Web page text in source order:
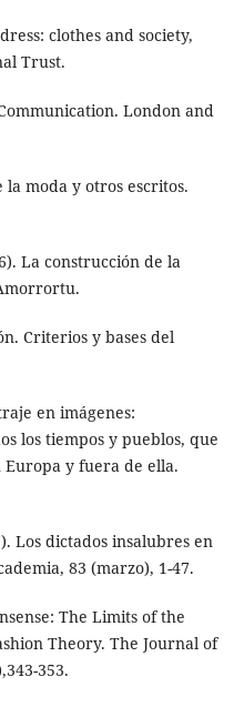
clothes and society,
Trust.
London and
la moda y otros escritos.
La construcción de la
Criterios y bases del
en imágenes:
los tiempos y pueblos, que
y fuera de ella.
Los dictados insalubres en
83 (marzo), 1-47.
The Limits of the
Theory. The Journal of
353.